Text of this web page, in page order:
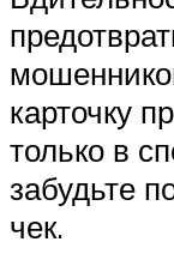
карточку
только в
забудьте
чек.